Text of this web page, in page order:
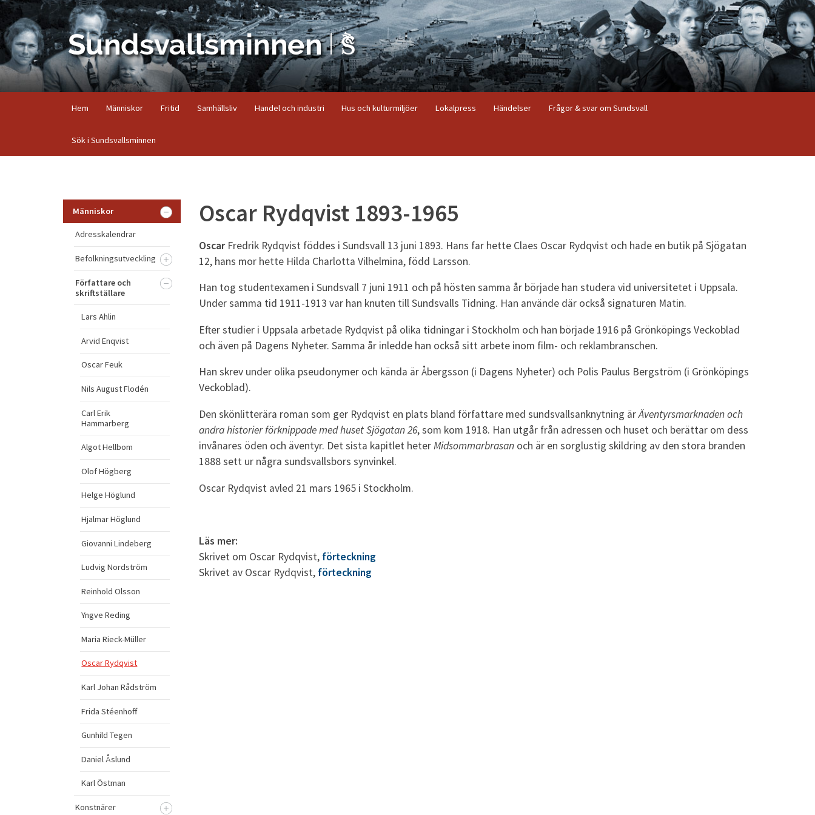
Hem Människor Fritid Samhällsliv Handel och industri Hus och kulturmiljöer Lokalpress Händelser Frågor & svar om Sundsvall
Sök i Sundsvallsminnen
Människor
Adresskalendrar
Befolkningsutveckling
Författare och
skriftställare
Lars Ahlin
Arvid Enqvist
Oscar Feuk
Nils August Flodén
Carl Erik
Hammarberg
Algot Hellbom
Olof Högberg
Helge Höglund
Hjalmar Höglund
Giovanni Lindeberg
Ludvig Nordström
Reinhold Olsson
Yngve Reding
Maria Rieck-Müller
Oscar Rydqvist
Karl Johan Rådström
Frida Stéenhoff
Gunhild Tegen
Daniel Åslund
Karl Östman
Konstnärer
Oscar Rydqvist 1893-1965
OscarFredrik Rydqvist föddes i Sundsvall 13 juni 1893. Hans far hette Claes Oscar Rydqvist och hade en butik på Sjögatan
12, hans mor hette Hilda Charlotta Vilhelmina, född Larsson.
Han tog studentexamen i Sundsvall 7 juni 1911 och på hösten samma år började han studera vid universitetet i Uppsala.
Under samma tid 1911-1913 var han knuten till Sundsvalls Tidning. Han använde där också signaturen Matin.
Efter studier i Uppsala arbetade Rydqvist på olika tidningar i Stockholm och han började 1916 på Grönköpings Veckoblad
och även på Dagens Nyheter. Samma år inledde han också sitt arbete inom film- och reklambranschen.
Han skrev under olika pseudonymer och kända är Åbergsson (i Dagens Nyheter) och Polis Paulus Bergström (i Grönköpings
Veckoblad).
Den skönlitterära roman som ger Rydqvist en plats bland författare med sundsvallsanknytning ärÄventyrsmarknaden och
andra historierförknippade med huset Sjögatan 26, som kom 1918. Han utgår från adressen och huset och berättar om dess
invånares öden och äventyr. Det sista kapitlet heterMidsommarbrasan och är en sorglustig skildring av den stora branden
1888 sett ur några sundsvallsbors synvinkel.
Oscar Rydqvist avled 21 mars 1965 i Stockholm.
Läs mer:
Skrivet om Oscar Rydqvist, förteckning
Skrivet av Oscar Rydqvist, förteckning